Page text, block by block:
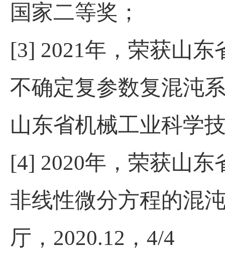
国家二等奖；
[3] 2021年，荣获山东
不确定复参数复混沌
山东省机械工业科学
[4] 2020年，荣获山东
非线性微分方程的混
厅， 2020.12 ， 4/4